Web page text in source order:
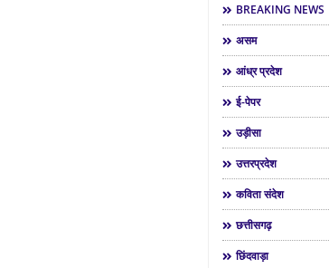
BREAKING NEWS
असम
आंध्र प्रदेश
ई-पेपर
उड़ीसा
उत्तरप्रदेश
कविता संदेश
छत्तीसगढ़
छिंदवाड़ा